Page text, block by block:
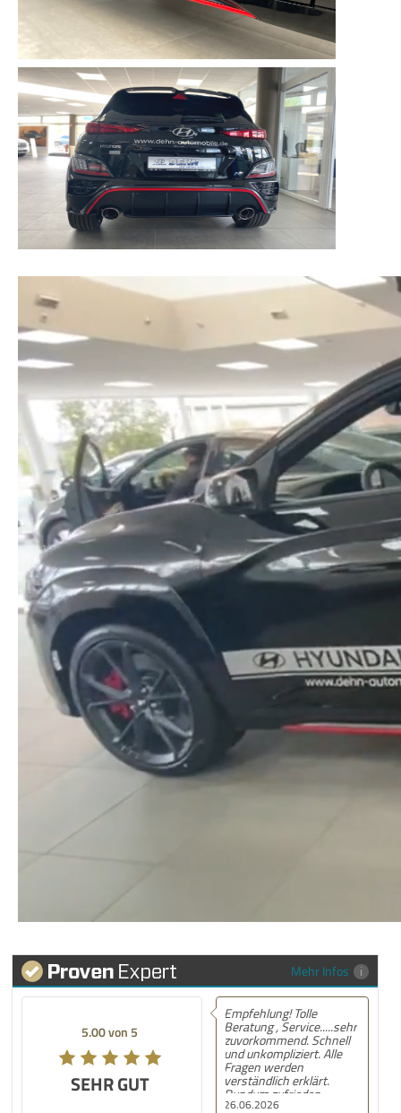
Mehr Infos
5.00 von 5
SEHR GUT
21.06.2026
Empfehlung! Hatte mein
MG ZS Hybrid+ bei Dehn
Automobile in Stendal
gekauft. Die Beratung
und Kaufabwicklung Top
kann das Autohaus nur
empfehlen .